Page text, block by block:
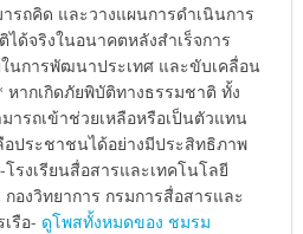
รถคิด และวางแผนการดำเนินการ
ด้จริงในอนาคตหลังสำเร็จการ
นการพัฒนาประเทศ และขับเคลื่อน
ากเกิดภัยพิบัติทางธรรมชาติ ทั้ง
ารถเข้าช่วยเหลือหรือเป็นตัวแทน
อประชาชนได้อย่างมีประสิทธิภาพ
งเรียนสื่อสารและเทคโนโลยี
องวิทยาการ กรมการสื่อสารและ
รือ- ดูโพสทั้งหมดของ ชมรม